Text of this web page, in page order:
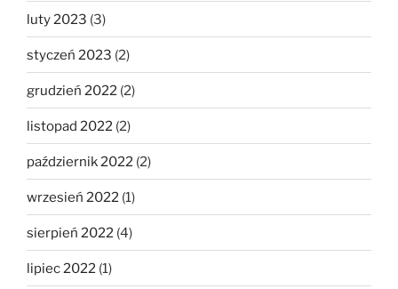
luty 2023 (3)
styczeń 2023 (2)
grudzień 2022 (2)
listopad 2022 (2)
październik 2022 (2)
wrzesień 2022 (1)
sierpień 2022 (4)
lipiec 2022 (1)